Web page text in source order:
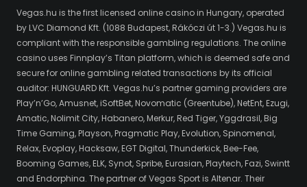
Vegas.hu is the first licensed online casino in Hungary, operated
by LVC Diamond Kft. (1088 Budapest, Rákóczi út 1-3.) Vegas.hu is
compliant with the responsible gambling regulations. The online
casino uses Finnplay’s Titan platform, which is deemed safe and
secure for online gambling related transactions by its official
auditor: HUNGUARD Kft. Vegas.hu’s partner gaming providers are
Play’n’Go, Amusnet, iSoftBet, Novomatic (Greentube), NetEnt, Ezugi,
Amatic, Nolimit City, Habanero, Merkur, Red Tiger, Yggdrasil, Big
Time Gaming, Playson, Pragmatic Play, Evolution, Spinomenal,
Relax, Evoplay, Hacksaw, EGT Digital, Thunderkick, Bee-Fee,
Booming Games, ELK, Synot, Spribe, Eurasian, Playtech, Fazi, Swintt
and Endorphina. The partner of Vegas Sport is Altenar. Their